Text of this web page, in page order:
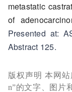
metastatic
of
Presented at:
Abstract 125.
版权声明 本网
n”的文字、图片